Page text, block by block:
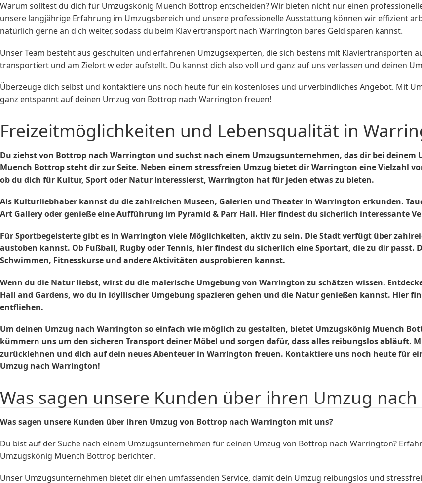
Warum solltest du dich für Umzugskönig Muench Bottrop entscheiden? Wir bieten nicht nur einen
unsere langjährige Erfahrung im Umzugsbereich und unsere professionelle Ausstattung können wir effizient
natürlich gerne an dich weiter, sodass du beim Klaviertransport nach Warrington bares Geld sparen kannst.
Unser Team besteht aus geschulten und erfahrenen Umzugsexperten, die sich bestens mit Klaviertransporten
transportiert und am Zielort wieder aufstellt. Du kannst dich also voll und ganz auf uns verlassen und deinen
Überzeuge dich selbst und kontaktiere uns noch heute für ein kostenloses und unverbindliches Angebot. Mit
ganz entspannt auf deinen Umzug von Bottrop nach Warrington freuen!
Freizeitmöglichkeiten und Lebensqualität in
Du ziehst von Bottrop nach Warrington und suchst nach einem Umzugsunternehmen, das dir bei deinem
Muench Bottrop steht dir zur Seite. Neben einem stressfreien Umzug bietet dir Warrington eine Vielzahl
ob du dich für Kultur, Sport oder Natur interessierst, Warrington hat für jeden etwas zu bieten.
Als Kulturliebhaber kannst du die zahlreichen Museen, Galerien und Theater in Warrington erkunden.
Art Gallery oder genieße eine Aufführung im Pyramid & Parr Hall. Hier findest du sicherlich interessante
Für Sportbegeisterte gibt es in Warrington viele Möglichkeiten, aktiv zu sein. Die Stadt verfügt über
austoben kannst. Ob Fußball, Rugby oder Tennis, hier findest du sicherlich eine Sportart, die zu dir passt.
Schwimmen, Fitnesskurse und andere Aktivitäten ausprobieren kannst.
Wenn du die Natur liebst, wirst du die malerische Umgebung von Warrington zu schätzen wissen.
Hall and Gardens, wo du in idyllischer Umgebung spazieren gehen und die Natur genießen kannst. Hier
entfliehen.
Um deinen Umzug nach Warrington so einfach wie möglich zu gestalten, bietet Umzugskönig Muench
kümmern uns um den sicheren Transport deiner Möbel und sorgen dafür, dass alles reibungslos abläuft.
zurücklehnen und dich auf dein neues Abenteuer in Warrington freuen. Kontaktiere uns noch heute für
Umzug nach Warrington!
Was sagen unsere Kunden über ihren Umzug
Was sagen unsere Kunden über ihren Umzug von Bottrop nach Warrington mit uns?
Du bist auf der Suche nach einem Umzugsunternehmen für deinen Umzug von Bottrop nach Warrington?
Umzugskönig Muench Bottrop berichten.
Unser Umzugsunternehmen bietet dir einen umfassenden Service, damit dein Umzug reibungslos und